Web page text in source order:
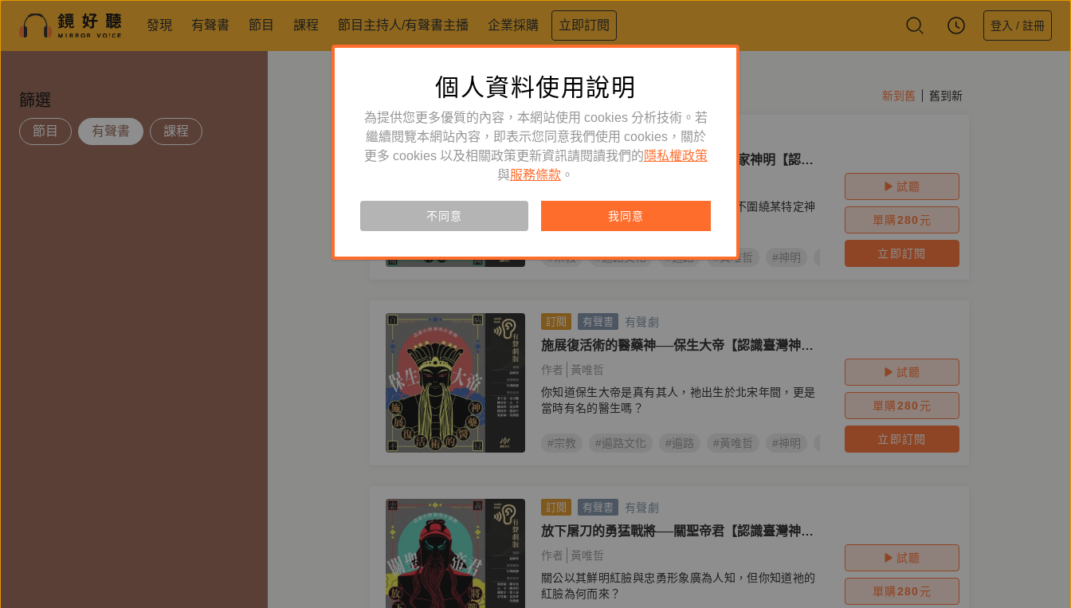
發現 有聲書 節目 課程 節目主持人/有聲書主播 企業採購 立即訂閱 登入 / 註冊
篩選
節目 有聲書 課程
新到舊 舊到新
訂閱 有聲書 有聲劇
三山國王、開漳聖王與義民爺──客家神明【認識
臺灣神明系列有聲劇】
作者
有別於其他五篇神明系列作品，本作並不圍繞某特定神
明，而是以客家信仰為主題
#宗教 #遍路文化 #遍路 #黃唯哲 #神明 #認識臺灣神明系列有聲劇
試聽
單購280 元
立即訂閱
訂閱 有聲書 有聲劇
施展復活術的醫藥神──保生大帝【認識臺灣神明
系列有聲劇】
作者
黃唯哲
你知道保生大帝是真有其人，祂出生於北宋年間，更是
當時有名的醫生嗎？
#宗教 #遍路文化 #遍路 #黃唯哲 #神明 #保生大帝
試聽
單購280 元
立即訂閱
訂閱 有聲書 有聲劇
放下屠刀的勇猛戰將──關聖帝君【認識臺灣神明
系列有聲劇】
作者
黃唯哲
關公以其鮮明紅臉與忠勇形象廣為人知，但你知道祂的
紅臉為何而來？
試聽
單購280 元
個人資料使用說明
為提供您更多優質的內容，本網站使用 cookies 分析技術。若
繼續閱覽本網站內容，即表示您同意我們使用 cookies，關於
更多 cookies 以及相關政策更新資訊請閱讀我們的 隱私權政策
與服務條款 。
不同意 我同意